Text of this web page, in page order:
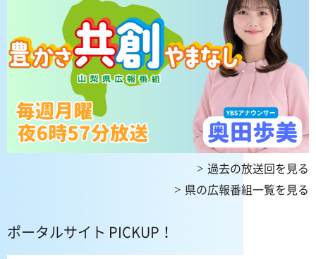
過去の放送回を見る
県の広報番組一覧を見る
ポータルサイト PICKUP！